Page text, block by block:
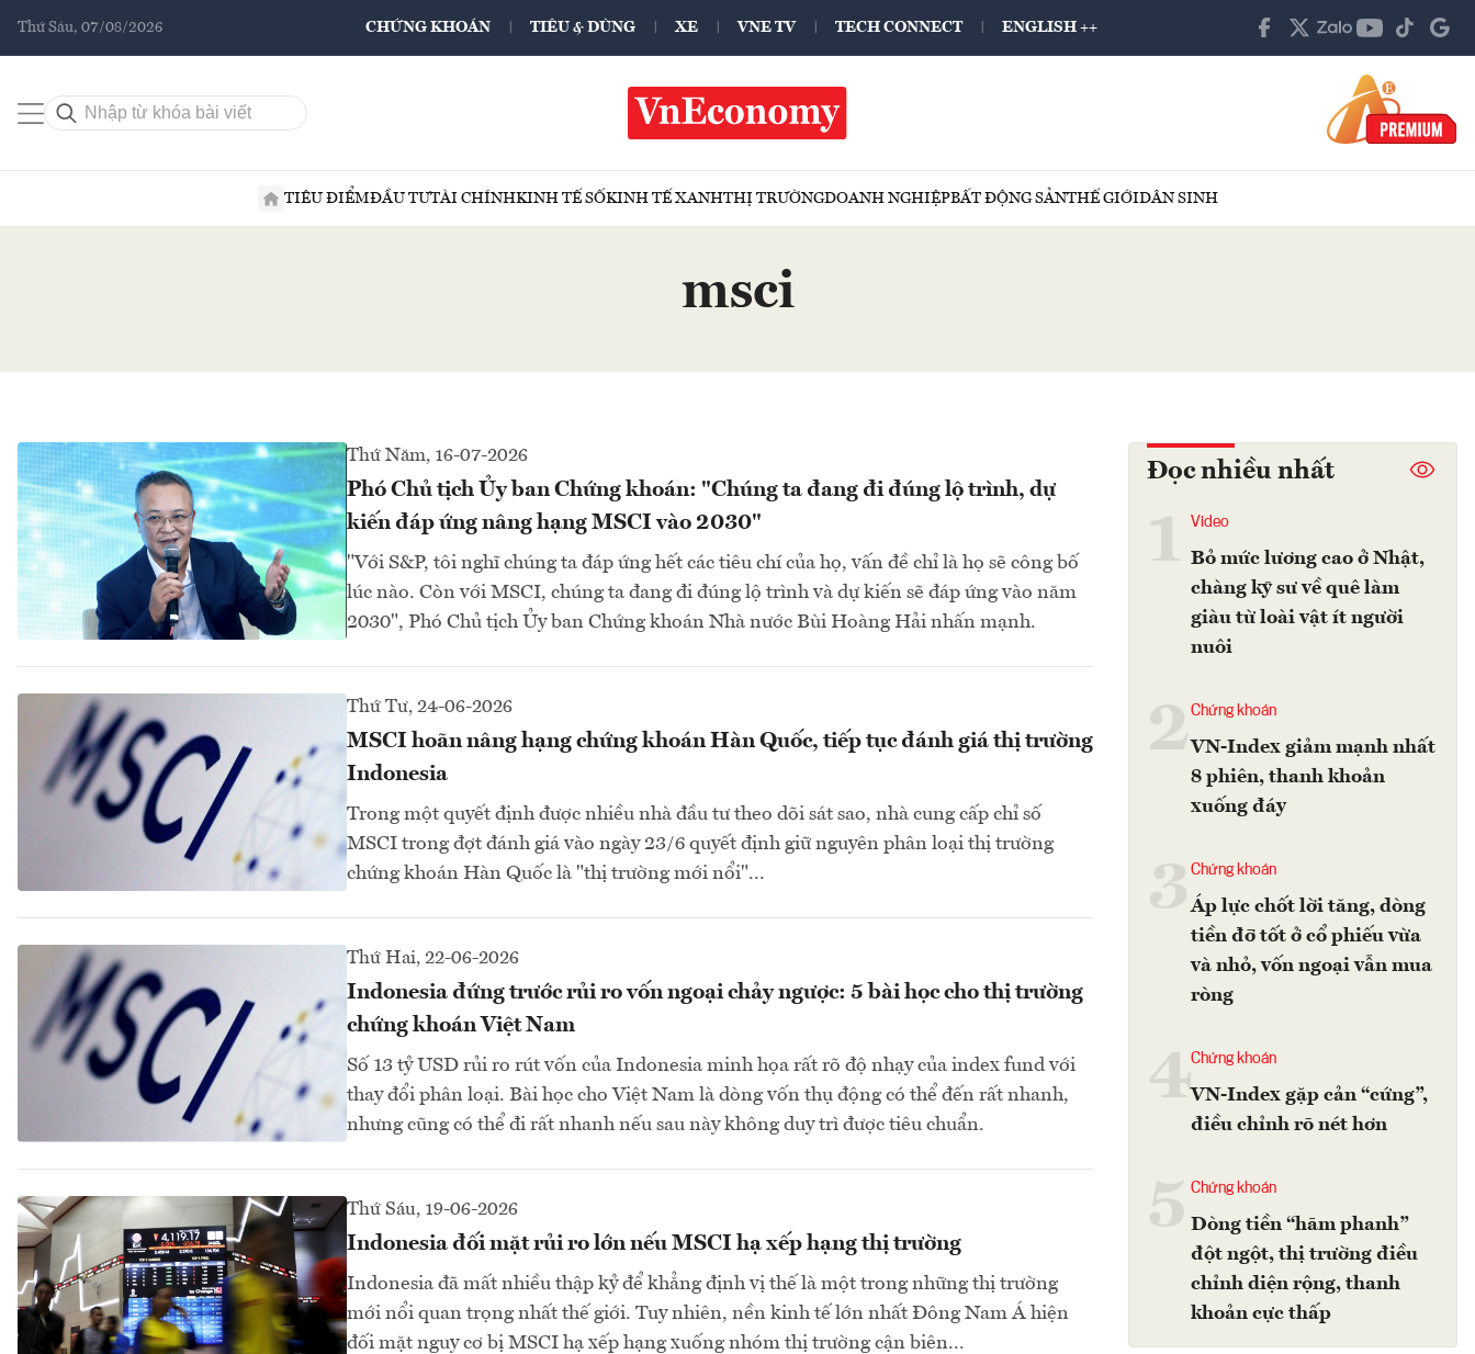
Thứ Sáu, 07/08/2026 CHỨNG KHOÁN TIÊU & DÙNG XE VNE TV TECH CONNECT ENGLISH ++
TIÊU ĐIỂMĐẦU TƯTÀI CHÍNHKINH TẾ SỐKINH TẾ XANHTHỊ TRƯỜNGDOANH NGHIỆPBẤT ĐỘNG SẢNTHẾ GIỚIDÂN SINH
msci
Thứ Năm, 16-07-2026
Phó Chủ tịch Ủy ban Chứng khoán: "Chúng ta đang đi đúng lộ trình, dự
kiến đáp ứng nâng hạng MSCI vào 2030"
"Với S&P, tôi nghĩ chúng ta đáp ứng hết các tiêu chí của họ, vấn đề chỉ là họ sẽ công bố
lúc nào. Còn với MSCI, chúng ta đang đi đúng lộ trình và dự kiến sẽ đáp ứng vào năm
2030", Phó Chủ tịch Ủy ban Chứng khoán Nhà nước Bùi Hoàng Hải nhấn mạnh.
Thứ Tư, 24-06-2026
MSCI hoãn nâng hạng chứng khoán Hàn Quốc, tiếp tục đánh giá thị trường
Indonesia
Trong một quyết định được nhiều nhà đầu tư theo dõi sát sao, nhà cung cấp chỉ số
MSCI trong đợt đánh giá vào ngày 23/6 quyết định giữ nguyên phân loại thị trường
chứng khoán Hàn Quốc là "thị trường mới nổi"...
Thứ Hai, 22-06-2026
Indonesia đứng trước rủi ro vốn ngoại chảy ngược: 5 bài học cho thị trường
chứng khoán Việt Nam
Số 13 tỷ USD rủi ro rút vốn của Indonesia minh họa rất rõ độ nhạy của index fund với
thay đổi phân loại. Bài học cho Việt Nam là dòng vốn thụ động có thể đến rất nhanh,
nhưng cũng có thể đi rất nhanh nếu sau này không duy trì được tiêu chuẩn.
Thứ Sáu, 19-06-2026
Indonesia đối mặt rủi ro lớn nếu MSCI hạ xếp hạng thị trường
Indonesia đã mất nhiều thập kỷ để khẳng định vị thế là một trong những thị trường
mới nổi quan trọng nhất thế giới. Tuy nhiên, nền kinh tế lớn nhất Đông Nam Á hiện
đối mặt nguy cơ bị MSCI hạ xếp hạng xuống nhóm thị trường cận biên...
Đọc nhiều nhất
Video
Bỏ mức lương cao ở Nhật,
chàng kỹ sư về quê làm
giàu từ loài vật ít người
nuôi
2Chứng khoán
VN-Index giảm mạnh nhất
8 phiên, thanh khoản
xuống đáy
Chứng khoán
Áp lực chốt lời tăng, dòng
tiền đỡ tốt ở cổ phiếu vừa
và nhỏ, vốn ngoại vẫn mua
ròng
4Chứng khoán
VN-Index gặp cản “cứng”,
điều chỉnh rõ nét hơn
Chứng khoán
Dòng tiền “hãm phanh”
đột ngột, thị trường điều
chỉnh diện rộng, thanh
khoản cực thấp